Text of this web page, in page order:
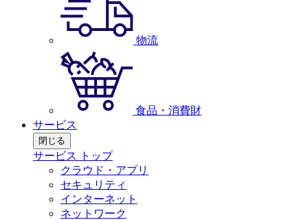
物流
食品・消費財
サービス
閉じる
サービス トップ
クラウド・アプリ
セキュリティ
インターネット
ネットワーク